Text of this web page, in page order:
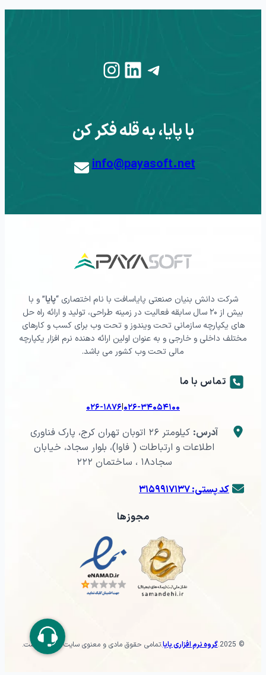
Telegram
LinkedIn
Instagram
با پایا، به قله فکر کن
info@payasoft.net
شرکت دانش بنیان صنعتی پایاسافت با نام اختصاری “پایا” و با
بیش از ۲۰ سال سابقه فعالیت در زمینه طراحی، تولید و ارائه راه حل
های یکپارچه سازمانی تحت ویندوز و تحت وب برای کسب و کارهای
مختلف داخلی و خارجی و به عنوان اولین ارائه دهنده نرم افزار یکپارچه
مالی تحت وب کشور می باشد.
تماس با ما
۰۲۶-۳۴۰۵۴۱۰۰|۰۲۶-۱۸۷۶
آدرس:
کیلومتر ۲۶ اتوبان تهران کرج، پارک فناوری
اطلاعات و ارتباطات ( فاوا)، بلوار سجاد، خیابان
سجاد۱۸ ، ساختمان ۲۲۲
کد پستی: ۳۱۵۹۹۱۷۱۳۷
مجوزها
© 2025
.گروه نرم افزاری پایا.تمامی حقوق مادی و معنوی سایت محفوظ است.